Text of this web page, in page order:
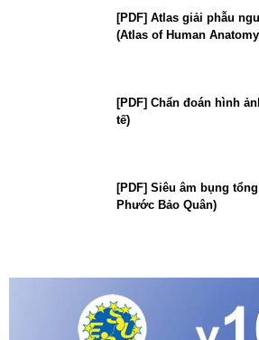
[PDF] Atlas giải phẫu
(Atlas of Human
[PDF] Chẩn đoán hình
tế)
[PDF] Siêu âm bụng
Phước Bảo Quân)